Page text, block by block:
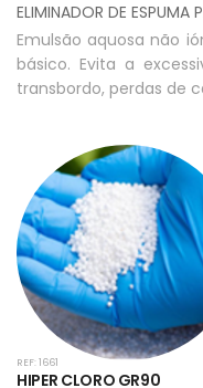
ELIMINADOR DE ESPUMA
Emulsão aquosa não
básico. Evita a
transbordo, perdas de
REF: 1661
HIPER CLORO GR90